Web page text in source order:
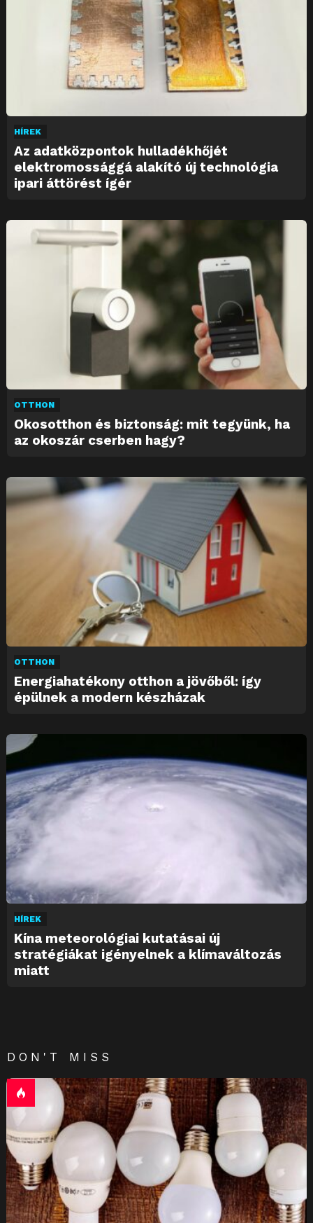
HÍREK
Az adatközpontok hulladékhőjét
elektromossággá alakító új technológia
ipari áttörést ígér
OTTHON
Okosotthon és biztonság: mit tegyünk, ha
az okoszár cserben hagy?
OTTHON
Energiahatékony otthon a jövőből: így
épülnek a modern készházak
HÍREK
Kína meteorológiai kutatásai új
stratégiákat igényelnek a klímaváltozás
miatt
DON'T MISS